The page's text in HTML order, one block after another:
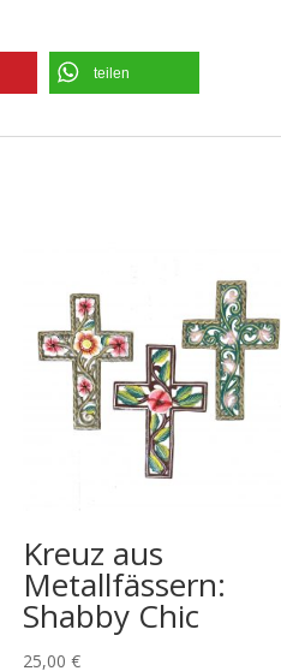
teilen
Kreuz aus
Metallfässern:
Shabby Chic
25,00 €